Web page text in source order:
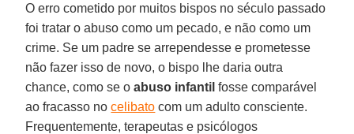
O erro cometido por muitos bispos no século passado
foi tratar o abuso como um pecado, e não como um
crime. Se um padre se arrependesse e prometesse
não fazer isso de novo, o bispo lhe daria outra
chance, como se oabuso infantil fosse comparável
ao fracasso nocelibato com um adulto consciente.
Frequentemente, terapeutas e psicólogos